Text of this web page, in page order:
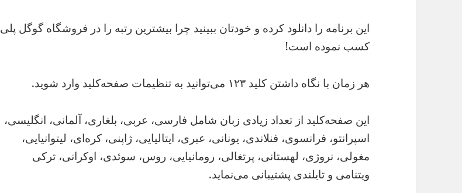
این برنامه را دانلود کرده و خودتان ببینید چرا بیشترین رتبه را در فروشگاه گوگل پلی
کسب نموده است!
هر زمان با نگاه داشتن کلید ۱۲۳ می‌توانید به تنظیمات صفحه‌کلید وارد شوید.
این صفحه‌کلید از تعداد زیادی زبان شامل فارسی، عربی، بلغاری، آلمانی، انگلیسی،
اسپرانتو، فرانسوی، فنلاندی، یونانی، عبری، ایتالیایی، ژاپنی، کره‌ای، لیتوانیایی،
مغولی، نروژی، لهستانی، پرتغالی، رومانیایی، روس، سوئدی، اوکرانی، ترکی
ویتنامی و تایلندی پشتیبانی می‌نماید.